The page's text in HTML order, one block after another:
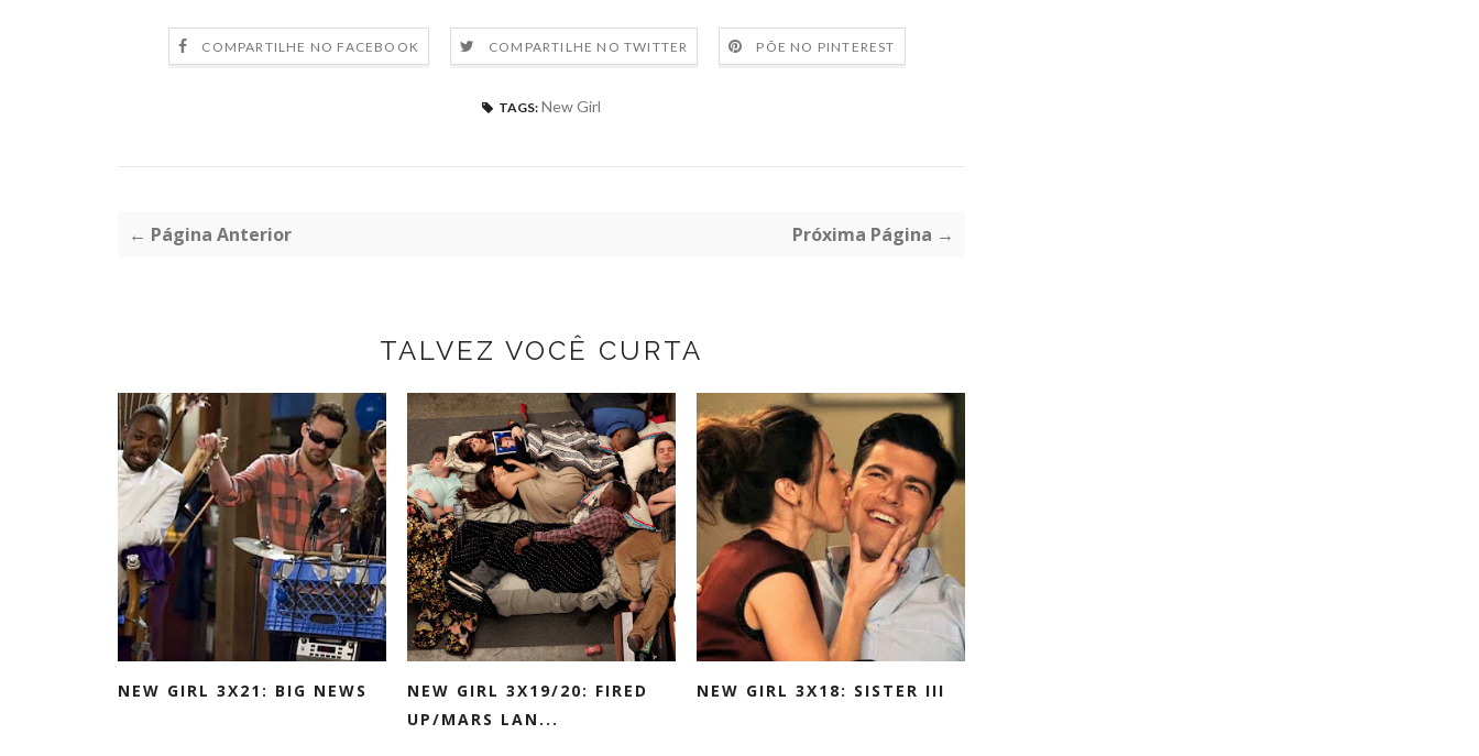
COMPARTILHE NO FACEBOOK COMPARTILHE NO TWITTER PÕE NO PINTEREST
TAGS: New Girl
← Página Anterior Próxima Página →
TALVEZ VOCÊ CURTA
NEW GIRL 3X21: BIG NEWS
NEW GIRL 3X19/20: FIRED
UP/MARS LAN...
NEW GIRL 3X18: SISTER III